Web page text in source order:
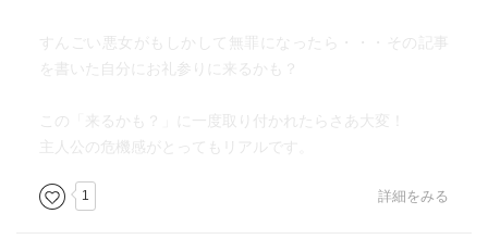
実際はどうだったんだろうか… 今となっては真相は闇の
中ですが、事実を知りたくなりましたね。
すんごい悪女がもしかして無罪になったら・・・その記事
を書いた自分にお礼参りに来るかも？
この「来るかも？」に一度取り付かれたらさあ大変！
主人公の危機感がとってもリアルです。
1 詳細をみる